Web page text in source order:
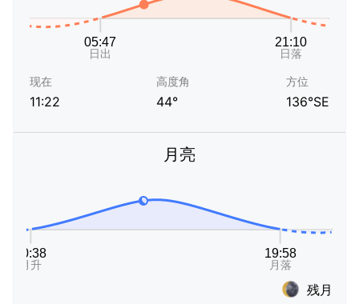
现在
11:22
高度角
44°
方位
136°SE
月亮
残月